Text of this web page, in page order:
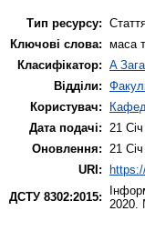
Тип ресурсу:
Ключові слова: маса
Класифікатор: A
Відділи:
Користувач:
Дата подачі:
21
Оновлення:
21
URI:
ДСТУ 8302:2015:
2020.